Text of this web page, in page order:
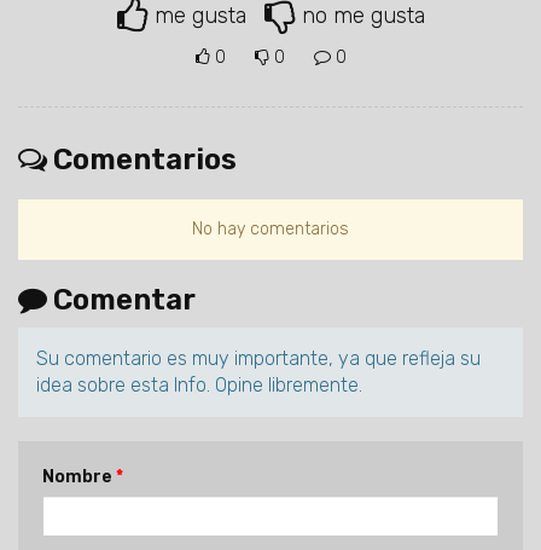
me gusta no me gusta
0 0 0
Comentarios
No hay comentarios
Comentar
Su comentario es muy importante, ya que refleja su
idea sobre esta Info. Opine libremente.
Nombre